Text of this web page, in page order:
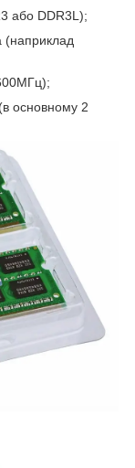
або DDR3L);
(наприклад
(в основному 2